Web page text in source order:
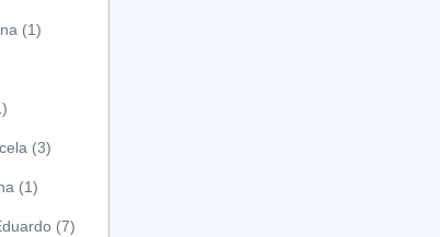
(1)
(3)
(1)
(7)